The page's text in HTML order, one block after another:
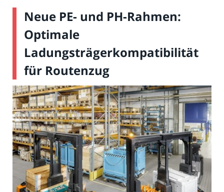
Neue PE- und PH-Rahmen:
Optimale
Ladungsträgerkompatibilität
für Routenzug